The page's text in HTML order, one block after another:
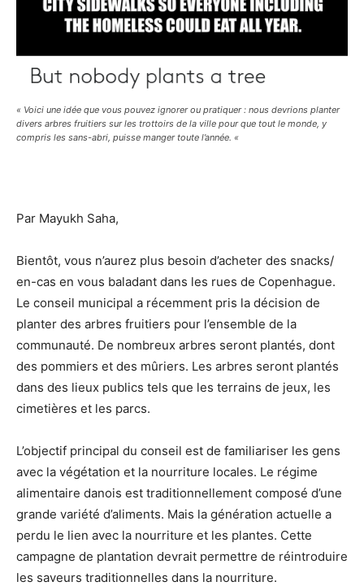
« Voici une idée que vous pouvez ignorer ou pratiquer : nous devrions planter
divers arbres fruitiers sur les trottoirs de la ville pour que tout le monde, y
compris les sans-abri, puisse manger toute l’année. «
Par Mayukh Saha,
Bientôt, vous n’aurez plus besoin d’acheter des snacks/
en-cas en vous baladant dans les rues de Copenhague.
Le conseil municipal a récemment pris la décision de
planter des arbres fruitiers pour l’ensemble de la
communauté. De nombreux arbres seront plantés, dont
des pommiers et des mûriers. Les arbres seront plantés
dans des lieux publics tels que les terrains de jeux, les
cimetières et les parcs.
L’objectif principal du conseil est de familiariser les gens
avec la végétation et la nourriture locales. Le régime
alimentaire danois est traditionnellement composé d’une
grande variété d’aliments. Mais la génération actuelle a
perdu le lien avec la nourriture et les plantes. Cette
campagne de plantation devrait permettre de réintroduire
les saveurs traditionnelles dans la nourriture.